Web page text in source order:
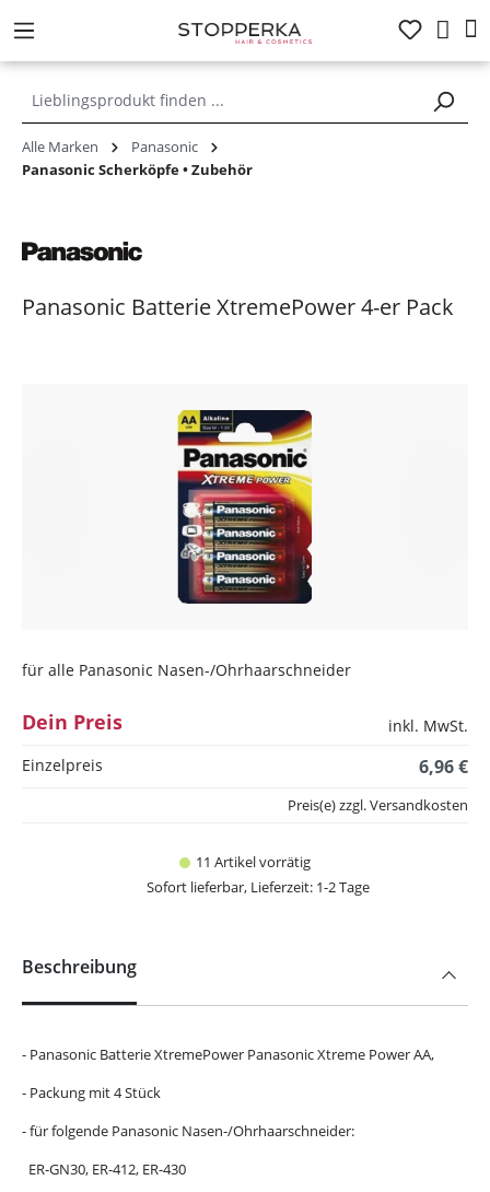
springen
Alle Marken
Panasonic
Panasonic Scherköpfe • Zubehör
Panasonic Batterie XtremePower 4-er Pack
für alle Panasonic Nasen-/Ohrhaarschneider
Dein Preis
inkl. MwSt.
Einzelpreis
6,96 €
11 Artikel vorrätig
Sofort lieferbar, Lieferzeit: 1-2 Tage
Preis(e) zzgl. Versandkosten
Beschreibung
- Panasonic Batterie XtremePower Panasonic Xtreme Power AA,
- Packung mit 4 Stück
- für folgende Panasonic Nasen-/Ohrhaarschneider:
ER-GN30, ER-412, ER-430